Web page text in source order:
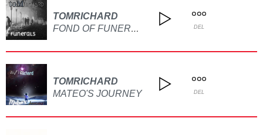
TOMRICHARD
FOND OF FUNERALS DEL
TOMRICHARD
MATEO'S JOURNEY
DEL